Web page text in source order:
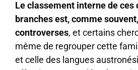
Le classement interne de
branches est, comme
controverses, et certains
même de regrouper cette
et celle des langues